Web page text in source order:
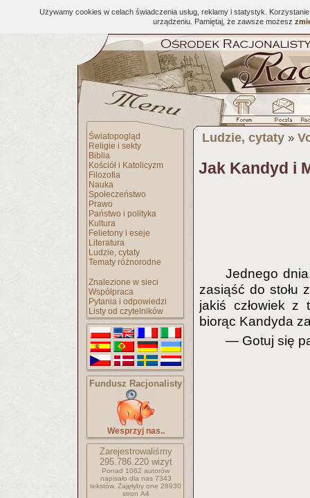
Używamy cookies w celach świadczenia usług, reklamy i statystyk.
urządzeniu. Pamiętaj, że zawsze możesz
Światopogląd
Religie i sekty
Biblia
Kościół i Katolicyzm
Filozofia
Nauka
Społeczeństwo
Prawo
Państwo i polityka
Kultura
Felietony i eseje
Literatura
Ludzie, cytaty
Tematy różnorodne
Znalezione w sieci
Współpraca
Pytania i odpowiedzi
Listy od czytelników
Fundusz Racjonalisty
Wesprzyj nas..
Zarejestrowaliśmy
295.786.220wizyt
Ponad 1062 autorów
napisało dla nas 7343
tekstów. Zajęłyby one 28930
stron A4
Ludzie, cytaty »
Jak Kandyd i
Jednego
zasiąść do stołu
jakiś człowiek z
biorąc Kandyda
— Gotuj się